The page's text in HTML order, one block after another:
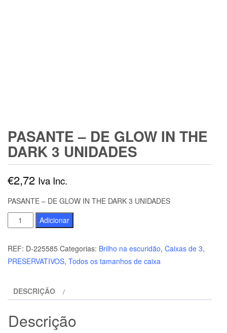
PASANTE – DE GLOW IN THE
DARK 3 UNIDADES
€2,72 Iva Inc.
PASANTE – DE GLOW IN THE DARK 3 UNIDADES
Quantidade
de
PASANTE
-
IN
DARK
Adicionar
REF: D-225585 Categorias: Brilho na escuridão, Caixas de 3,
PRESERVATIVOS, Todos os tamanhos de caixa
DESCRIÇÃO
Descrição